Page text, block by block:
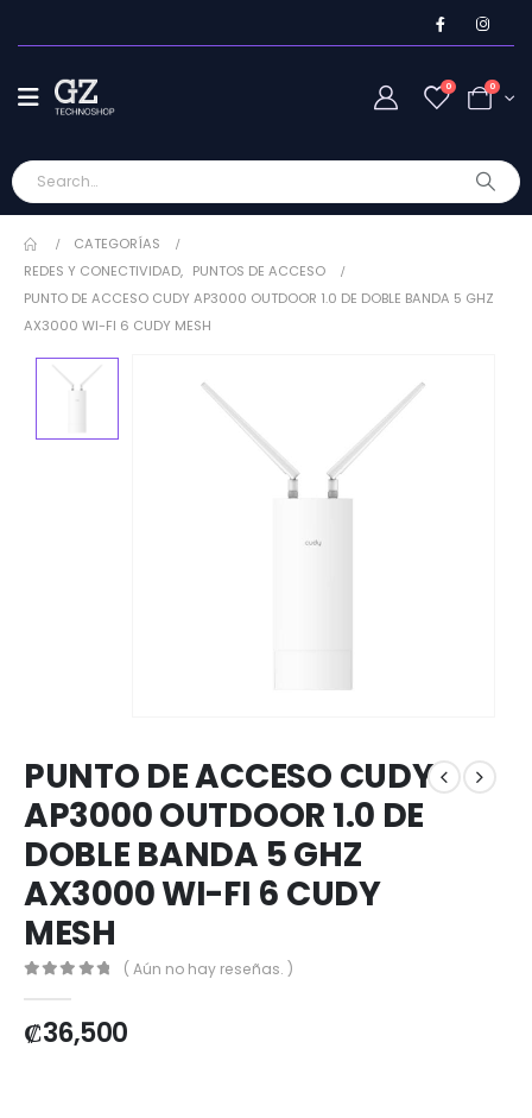
0 0
CATEGORÍAS
REDES Y CONECTIVIDAD, PUNTOS DE ACCESO
PUNTO DE ACCESO CUDY AP3000 OUTDOOR 1.0 DE DOBLE BANDA 5 GHZ
AX3000 WI-FI 6 CUDY MESH
PUNTO DE ACCESO CUDY
AP3000 OUTDOOR 1.0 DE
DOBLE BANDA 5 GHZ
AX3000 WI-FI 6 CUDY
MESH
( Aún no hay reseñas. )
₡36,500